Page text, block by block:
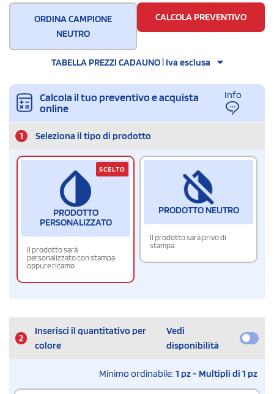
ORDINA CAMPIONE
NEUTRO
CALCOLA PREVENTIVO
TABELLA PREZZI CADAUNO | Iva esclusa
Calcola il tuo preventivo e acquista
online
Info
1 Seleziona il tipo di prodotto
PRODOTTO
PERSONALIZZATO
Il prodotto sarà
personalizzato con stampa
oppure ricamo
SCELTO
PRODOTTO NEUTRO
Il prodotto sarà privo di
stampa.
2
Inserisci il quantitativo per
colore
Vedi
disponibilità
Minimo ordinabile:1 pz - Multipli di 1 pz